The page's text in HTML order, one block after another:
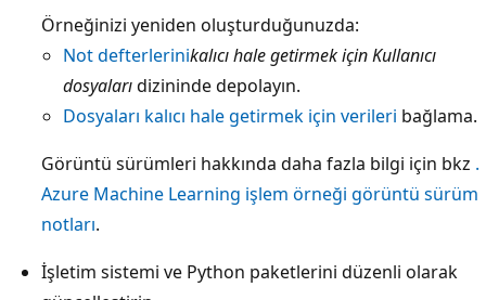
Örneğinizi yeniden oluşturduğunuzda:
Not defterlerinikalıcı hale getirmek için Kullanıcı
dosyalarıdizininde depolayın.
Dosyaları kalıcı hale getirmek için verileri bağlama.
Görüntü sürümleri hakkında daha fazla bilgi için bkz .
Azure Machine Learning işlem örneği görüntü sürüm
notları.
İşletim sistemi ve Python paketlerini düzenli olarak